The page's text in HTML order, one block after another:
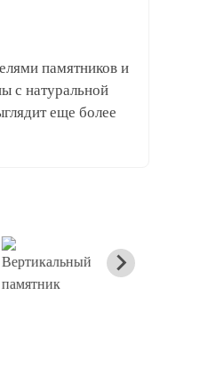
памятников и
с натуральной
еще более
Вертикальный
памятник